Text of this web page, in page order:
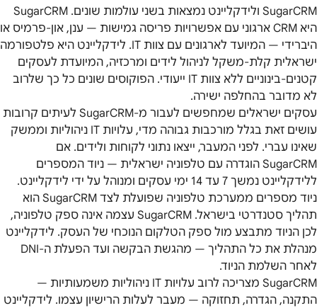
SugarCRM ולידקליינט נמצאות בשני עולמות שונים. SugarCRM
היא CRM ארגוני עם אפשרויות פריסה גמישות — ענן, און-פרמיס או
היברידי — המיועד לארגונים עם צוות IT. לידקליינט היא פלטפורמה
ישראלית קלת-משקל לניהול לידים ומרכזיה, המיועדת לעסקים
קטנים-בינוניים ללא צוות IT ייעודי. הפוקוסים שונים כל כך שלרוב
לא מדובר בהחלפה ישירה.
עסקים ישראלים שמחפשים לעבור מ-SugarCRM לעיתים קרובות
עושים זאת בגלל מורכבות גבוהה מדי, עלויות IT ניהוליות וממשק
שאינו עברי. לפני המעבר, ייצאו נתוני לקוחות ולידים. אם
SugarCRM הוגדרה עם טלפוניה ישראלית — ניוד המספרים
ללידקליינט נמשך 7 עד 14 ימי עסקים ומנוהל על ידי לידקליינט.
ניוד מספרים ממערכת טלפוניה שפועלת לצד SugarCRM הוא
תהליך סטנדרטי בישראל. SugarCRM עצמה אינה ספק טלפוניה,
לכן הניוד מתבצע מול ספק הטלקום הנוכחי של העסק. לידקליינט
מנהלת את כל התהליך — מהגשת הבקשה ועד הפעלת ה-DNI
לאחר השלמת הניוד.
SugarCRM מצריכה לרוב עלויות IT ניהוליות משמעותיות —
התקנה, הגדרה, תחזוקה — מעבר לעלות הרישיון עצמו. לידקליינט